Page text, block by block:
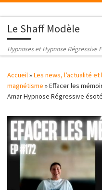
Le Shaff Modèle
Hypnoses et Hypnose Régressive
Accueil»Les news, l’actualité et
magnétisme »Effacer les
Amar Hypnose Régressive